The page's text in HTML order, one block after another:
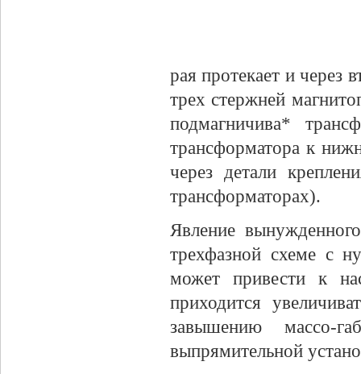
рая протекает и через
трех стержней
подмагничива*
трансформатора к
через детали
трансформаторах).
Явление
трехфазной схеме с
может привести к
приходится
завышению массо-
выпрямительной